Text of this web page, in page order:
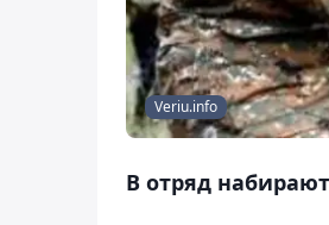
Veriu.info
В отряд